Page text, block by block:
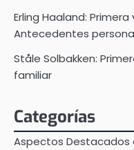
Erling Haaland:
Antecedentes
Ståle Solbakken:
familiar
Categorías
Aspectos Destacados